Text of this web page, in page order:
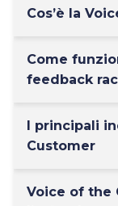
Cos’è la
Come
feedback
I principali
Customer
Voice of the